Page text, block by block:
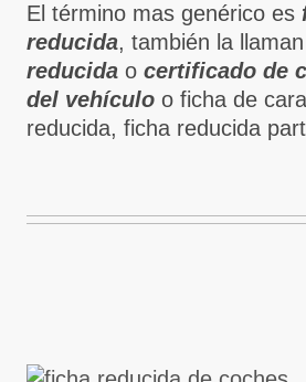
El término mas genérico es
reducida, también la llaman
reducida o certificado de
del vehículo o ficha de
reducida, ficha reducida